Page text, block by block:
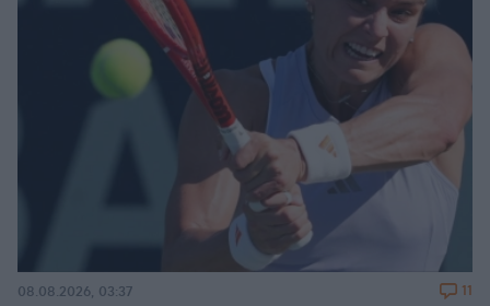
08.08.2026, 03:37 11